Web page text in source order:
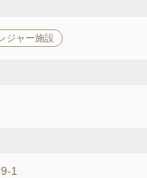
ジャー施設
1